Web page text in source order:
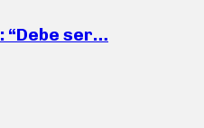
“Debe ser…